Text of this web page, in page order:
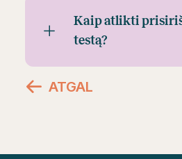
Kaip atlikti
testą?
ATGAL